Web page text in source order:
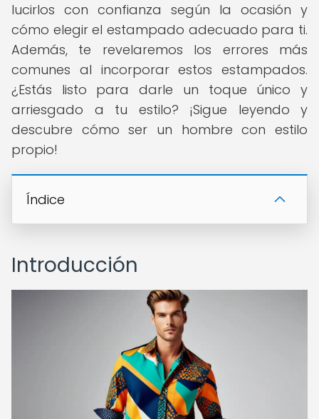
lucirlos con confianza según la ocasión y
cómo elegir el estampado adecuado para ti.
Además, te revelaremos los errores más
comunes al incorporar estos estampados.
¿Estás listo para darle un toque único y
arriesgado a tu estilo? ¡Sigue leyendo y
descubre cómo ser un hombre con estilo
propio!
Índice
Introducción